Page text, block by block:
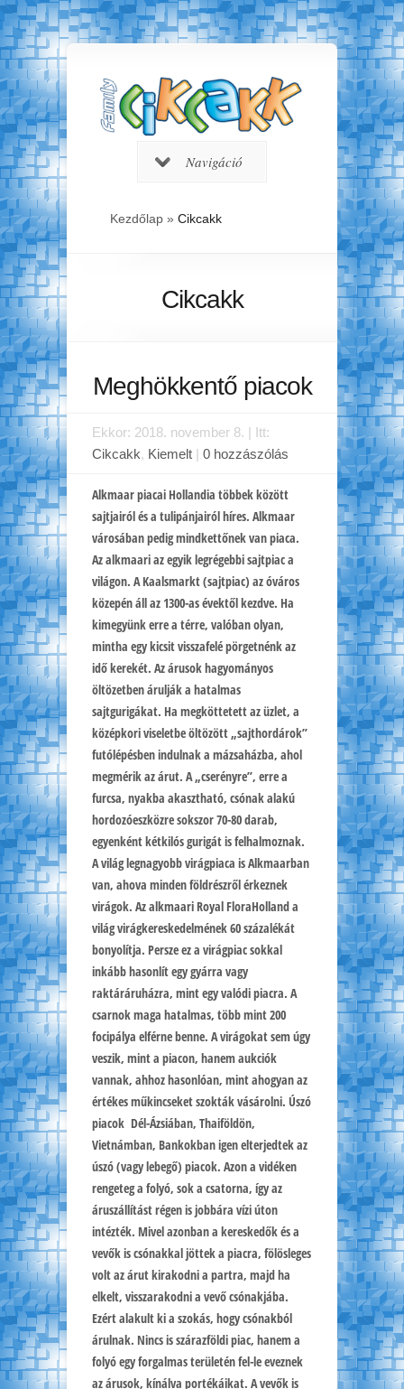
Navigáció
Kezdőlap » Cikcakk
Cikcakk
Meghökkentő piacok
Ekkor: 2018. november 8. | Itt:
Cikcakk, Kiemelt | 0 hozzászólás
Alkmaar piacai Hollandia többek között
sajtjairól és a tulipánjairól híres. Alkmaar
városában pedig mindkettőnek van piaca.
Az alkmaari az egyik legrégebbi sajtpiac a
világon. A Kaalsmarkt (sajtpiac) az óváros
közepén áll az 1300-as évektől kezdve. Ha
kimegyünk erre a térre, valóban olyan,
mintha egy kicsit visszafelé pörgetnénk az
idő kerekét. Az árusok hagyományos
öltözetben árulják a hatalmas
sajtgurigákat. Ha megköttetett az üzlet, a
középkori viseletbe öltözött „sajthordárok”
futólépésben indulnak a mázsaházba, ahol
megmérik az árut. A „cserényre”, erre a
furcsa, nyakba akasztható, csónak alakú
hordozóeszközre sokszor 70-80 darab,
egyenként kétkilós gurigát is felhalmoznak.
A világ legnagyobb virágpiaca is Alkmaarban
van, ahova minden földrészről érkeznek
virágok. Az alkmaari Royal FloraHolland a
világ virágkereskedelmének 60 százalékát
bonyolítja. Persze ez a virágpiac sokkal
inkább hasonlít egy gyárra vagy
raktáráruházra, mint egy valódi piacra. A
csarnok maga hatalmas, több mint 200
focipálya elférne benne. A virágokat sem úgy
veszik, mint a piacon, hanem aukciók
vannak, ahhoz hasonlóan, mint ahogyan az
értékes műkincseket szokták vásárolni. Úszó
piacok Dél-Ázsiában, Thaiföldön,
Vietnámban, Bankokban igen elterjedtek az
úszó (vagy lebegő) piacok. Azon a vidéken
rengeteg a folyó, sok a csatorna, így az
áruszállítást régen is jobbára vízi úton
intézték. Mivel azonban a kereskedők és a
vevők is csónakkal jöttek a piacra, fölösleges
volt az árut kirakodni a partra, majd ha
elkelt, visszarakodni a vevő csónakjába.
Ezért alakult ki a szokás, hogy csónakból
árulnak. Nincs is szárazföldi piac, hanem a
folyó egy forgalmas területén fel-le eveznek
az árusok, kínálva portékáikat. A vevők is